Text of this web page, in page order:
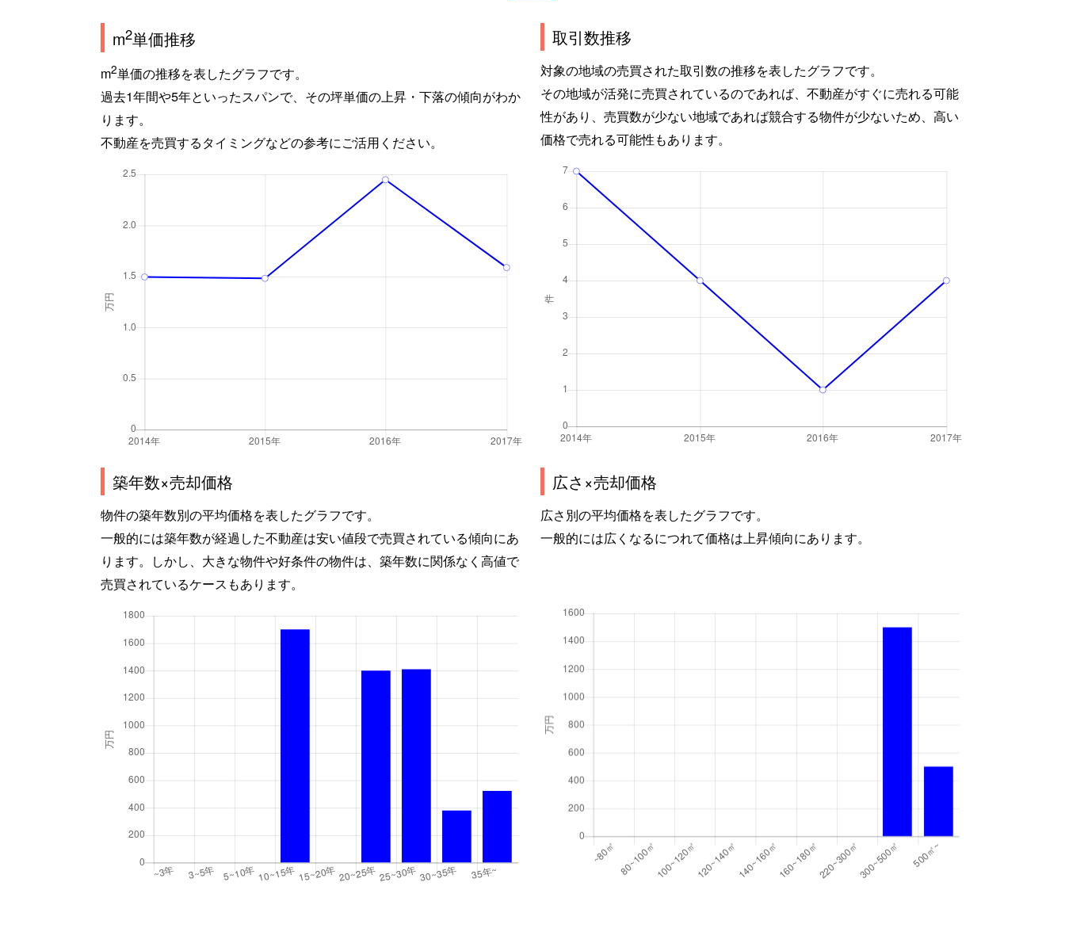
m2単価推移
m2単価の推移を表したグラフです。
過去1年間や5年といったスパンで、その坪単価の上昇・下落の傾向がわか
ります。
不動産を売買するタイミングなどの参考にご活用ください。
取引数推移
対象の地域の売買された取引数の推移を表したグラフです。
その地域が活発に売買されているのであれば、不動産がすぐに売れる可能
性があり、売買数が少ない地域であれば競合する物件が少ないため、高い
価格で売れる可能性もあります。
築年数×売却価格
物件の築年数別の平均価格を表したグラフです。
一般的には築年数が経過した不動産は安い値段で売買されている傾向にあ
ります。しかし、大きな物件や好条件の物件は、築年数に関係なく高値で
売買されているケースもあります。
広さ×売却価格
広さ別の平均価格を表したグラフです。
一般的には広くなるにつれて価格は上昇傾向にあります。